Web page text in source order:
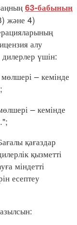
63-бабының
және 4)
алу
үшін:
– кемінде
– кемінде
қағаздар
қызметті
міндетті
есептеу